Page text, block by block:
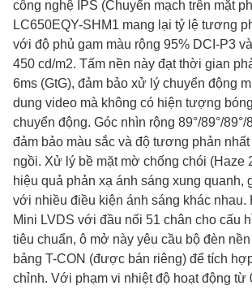
công nghệ IPS (Chuyển mạch trên mặt
LC650EQY-SHM1 mang lại tỷ lệ tương
với độ phủ gam màu rộng 95% DCI-P3
450 cd/m2. Tấm nền này đạt thời gian
6ms (GtG), đảm bảo xử lý chuyển động
dung video mà không có hiện tượng
chuyển động. Góc nhìn rộng 89°/89°/89°/
đảm bảo màu sắc và độ tương phản
ngồi. Xử lý bề mặt mờ chống chói (Haze
hiệu quả phản xạ ánh sáng xung quanh,
với nhiều điều kiện ánh sáng khác nhau.
Mini LVDS với đầu nối 51 chân cho cấu
tiêu chuẩn, ô mở này yêu cầu bộ đèn
bảng T-CON (được bán riêng) để tích
chỉnh. Với phạm vi nhiệt độ hoạt động từ